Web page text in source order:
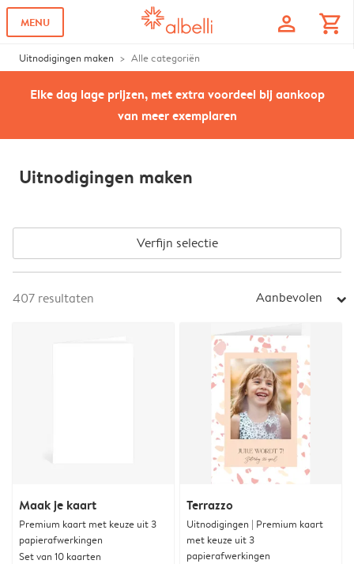
MENU profile shopping_cart
Uitnodigingen maken Alle categoriën
Elke dag lage prijzen, met extra voordeel bij aankoop
van meer exemplaren
Uitnodigingen maken
Verfijn selectie
407 resultaten Aanbevolen arrow_right
Maak je kaart
Premium kaart met keuze uit 3
papierafwerkingen
Set van 10 kaarten
Terrazzo
Uitnodigingen | Premium kaart
met keuze uit 3
papierafwerkingen